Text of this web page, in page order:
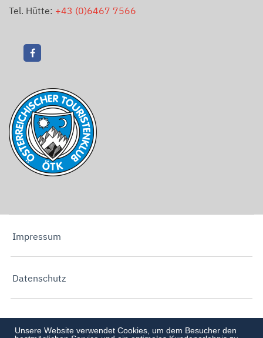
Unsere Website verwendet Cookies, um dem Besucher den
Tel. Hütte: +43 (0)6467 7566
Impressum
Datenschutz